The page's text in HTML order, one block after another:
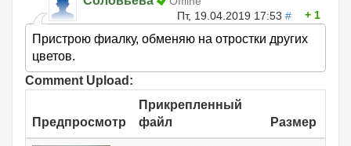
Пт, 19.04.2019 17:53 # 1
Пристрою фиалку, обменяю на отростки других
цветов.
Comment Upload:
Предпросмотр
Прикрепленный
файл
Размер